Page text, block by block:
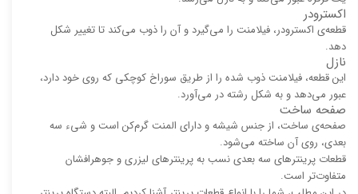
اکسترودر
قطعه‌ی اکسترودر، فیلامنت را می‌گیرد و آن را ذوب می‌کند تا تغییر شکل
دهد.
نازل
این قطعه، فیلامنت ذوب شده را از طریق سوراخ کوچکی که روی خود دارد،
عبور می‌دهد و به شکل رشته در می‌آورد.
صفحه ساخت
صفحه‌ی ساخت، از جنس شیشه و دارای المنت گرم‌کن است و شیء سه
بعدی، روی آن ساخته می‌شود.
قطعات پرینترهای سه بعدی نسب به پرینترهای لیزری و جوهرافشان
متفاوت‌تر است.